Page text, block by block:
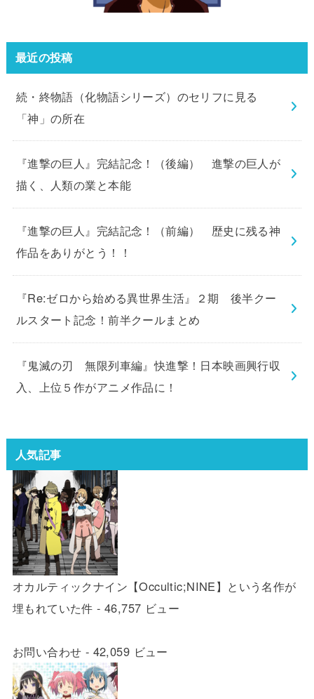
最近の投稿
続・終物語（化物語シリーズ）のセリフに見る
「神」の所在
『進撃の巨人』完結記念！（後編） 進撃の巨人が
描く、人類の業と本能
『進撃の巨人』完結記念！（前編） 歴史に残る神
作品をありがとう！！
『Re:ゼロから始める異世界生活』２期 後半クー
ルスタート記念！前半クールまとめ
『鬼滅の刃 無限列車編』快進撃！日本映画興行収
入、上位５作がアニメ作品に！
人気記事
オカルティックナイン【Occultic;NINE】という名作が
埋もれていた件 - 46,757 ビュー
お問い合わせ - 42,059 ビュー